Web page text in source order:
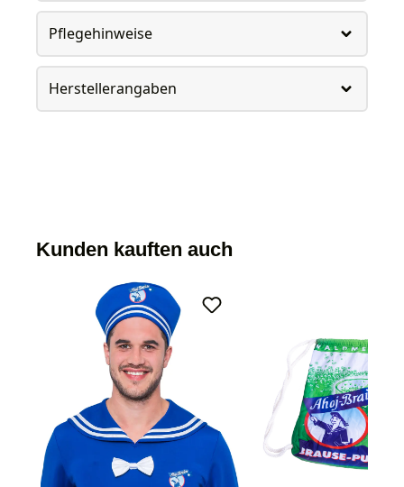
Pflegehinweise
Herstellerangaben
Kunden kauften auch